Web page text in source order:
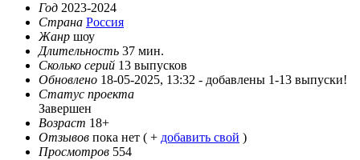
Год 2023-2024
Страна Россия
Жанр шоу
Длительность 37 мин.
Сколько серий 13 выпусков
Обновлено 18-05-2025, 13:32 - добавлены 1-13 выпуски!
Статус проекта
Завершен
Возраст 18+
Отзывов пока нет ( + добавить свой )
Просмотров 554